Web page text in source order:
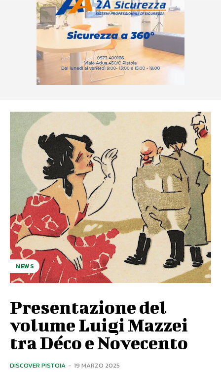
NEWS
Presentazione del
volume Luigi Mazzei
tra Déco e Novecento
DISCOVER PISTOIA - 19 MARZO 2025